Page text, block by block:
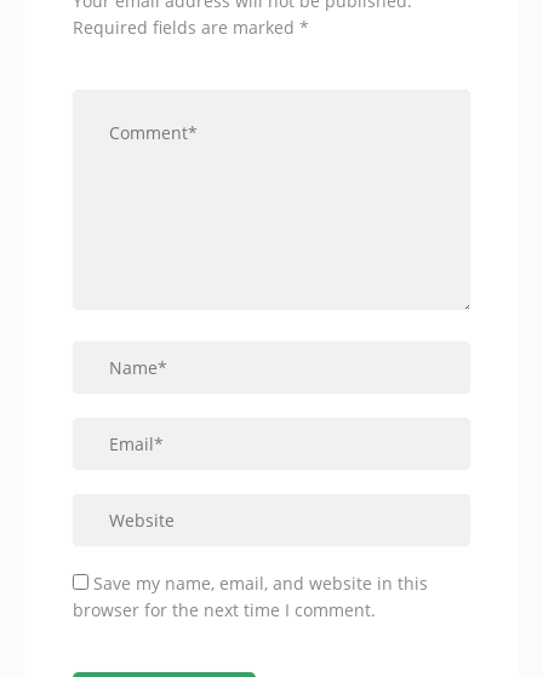
Required fields are marked *
Save my name, email, and website in this
browser for the next time I comment.